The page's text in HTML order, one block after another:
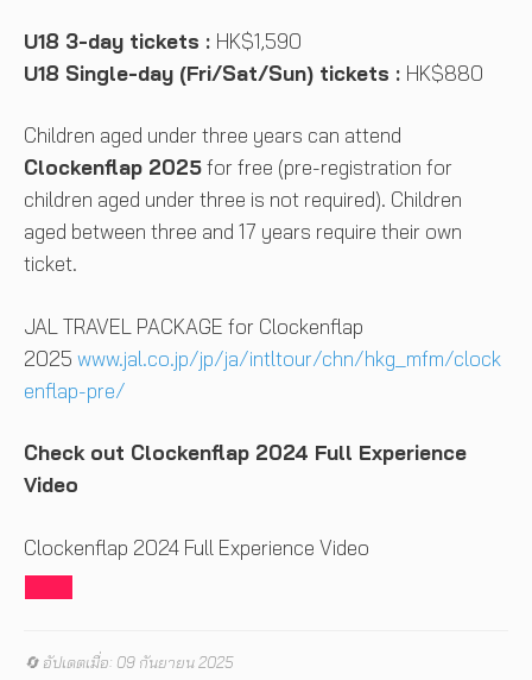
U18 3-day tickets : HK$1,590
U18 Single-day (Fri/Sat/Sun) tickets : HK$880
Children aged under three years can attend
Clockenflap 2025for free (pre-registration for
children aged under three is not required). Children
aged between three and 17 years require their own
ticket.
JAL TRAVEL PACKAGE for Clockenflap
2025 www.jal.co.jp/jp/ja/intltour/chn/hkg_mfm/clock
enflap-pre/
Check out Clockenflap 2024 Full Experience
Video
Clockenflap 2024 Full Experience Video
🔄 อัปเดตเมื่อ: 09 กันยายน 2025